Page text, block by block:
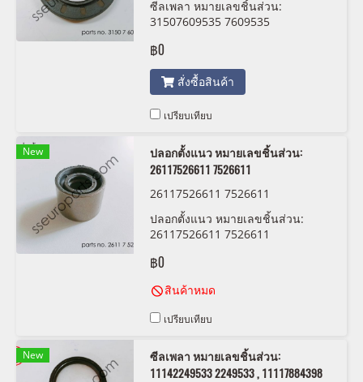
ซีลเพลา หมายเลขชิ้นส่วน:
31507609535 7609535
฿0
สั่งซื้อสินค้า
เปรียบเทียบ
New
ปลอกตั้งแนว หมายเลขชิ้นส่วน:
26117526611 7526611
26117526611 7526611
ปลอกตั้งแนว หมายเลขชิ้นส่วน:
26117526611 7526611
฿0
สินค้าหมด
เปรียบเทียบ
New
ซีลเพลา หมายเลขชิ้นส่วน:
11142249533 2249533 , 11117884398